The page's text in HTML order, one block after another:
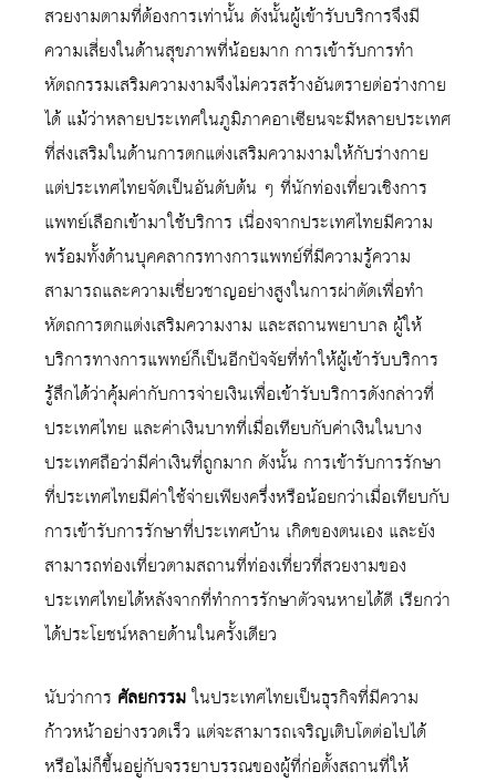
สวยงามตามที่ต้องการเท่านั้น ดังนั้นผู้เข้ารับบริการจึงมี
ความเสี่ยงในด้านสุขภาพที่น้อยมาก การเข้ารับการทำ
หัตถกรรมเสริมความงามจึงไม่ควรสร้างอันตรายต่อร่างกาย
ได้ แม้ว่าหลายประเทศในภูมิภาคอาเซียนจะมีหลายประเทศ
ที่ส่งเสริมในด้านการตกแต่งเสริมความงามให้กับร่างกาย
แต่ประเทศไทยจัดเป็นอันดับต้น ๆ ที่นักท่องเที่ยวเชิงการ
แพทย์เลือกเข้ามาใช้บริการ เนื่องจากประเทศไทยมีความ
พร้อมทั้งด้านบุคคลากรทางการแพทย์ที่มีความรู้ความ
สามารถและความเชี่ยวชาญอย่างสูงในการผ่าตัดเพื่อทำ
หัตถการตกแต่งเสริมความงาม และสถานพยาบาล ผู้ให้
บริการทางการแพทย์ก็เป็นอีกปัจจัยที่ทำให้ผู้เข้ารับบริการ
รู้สึกได้ว่าคุ้มค่ากับการจ่ายเงินเพื่อเข้ารับบริการดังกล่าวที่
ประเทศไทย และค่าเงินบาทที่เมื่อเทียบกับค่าเงินในบาง
ประเทศถือว่ามีค่าเงินที่ถูกมาก ดังนั้น การเข้ารับการรักษา
ที่ประเทศไทยมีค่าใช้จ่ายเพียงครึ่งหรือน้อยกว่าเมื่อเทียบกับ
การเข้ารับการรักษาที่ประเทศบ้าน เกิดของตนเอง และยัง
สามารถท่องเที่ยวตามสถานที่ท่องเที่ยวที่สวยงามของ
ประเทศไทยได้หลังจากที่ทำการรักษาตัวจนหายได้ดี เรียกว่า
ได้ประโยชน์หลายด้านในครั้งเดียว
นับว่าการ ศัลยกรรมในประเทศไทยเป็นธุรกิจที่มีความ
ก้าวหน้าอย่างรวดเร็ว แต่จะสามารถเจริญเติบโตต่อไปได้
หรือไม่ก็ขึ้นอยู่กับจรรยาบรรณของผู้ที่ก่อตั้งสถานที่ให้